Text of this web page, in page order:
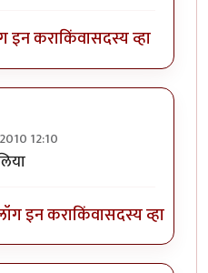
इन कराकिंवासदस्य व्हा
12:10
by
इन कराकिंवासदस्य व्हा